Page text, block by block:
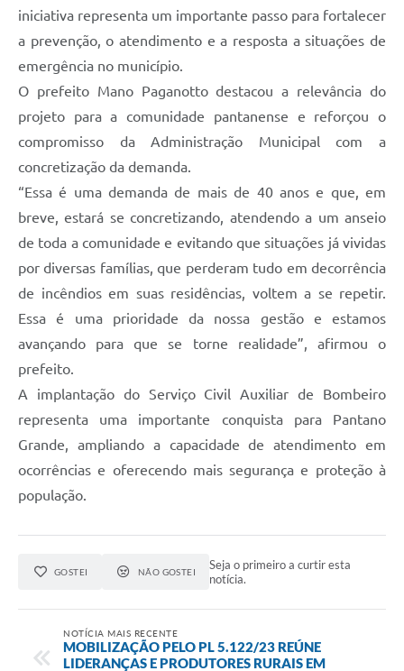
iniciativa representa um importante passo para fortalecer
a prevenção, o atendimento e a resposta a situações de
emergência no município.
O prefeito Mano Paganotto destacou a relevância do
projeto para a comunidade pantanense e reforçou o
compromisso da Administração Municipal com a
concretização da demanda.
“Essa é uma demanda de mais de 40 anos e que, em
breve, estará se concretizando, atendendo a um anseio
de toda a comunidade e evitando que situações já vividas
por diversas famílias, que perderam tudo em decorrência
de incêndios em suas residências, voltem a se repetir.
Essa é uma prioridade da nossa gestão e estamos
avançando para que se torne realidade”, afirmou o
prefeito.
A implantação do Serviço Civil Auxiliar de Bombeiro
representa uma importante conquista para Pantano
Grande, ampliando a capacidade de atendimento em
ocorrências e oferecendo mais segurança e proteção à
população.
GOSTEI NÃO GOSTEI
Seja o primeiro a curtir esta
notícia.
NOTÍCIA MAIS RECENTE
MOBILIZAÇÃO PELO PL 5.122/23 REÚNE
LIDERANÇAS E PRODUTORES RURAIS EM